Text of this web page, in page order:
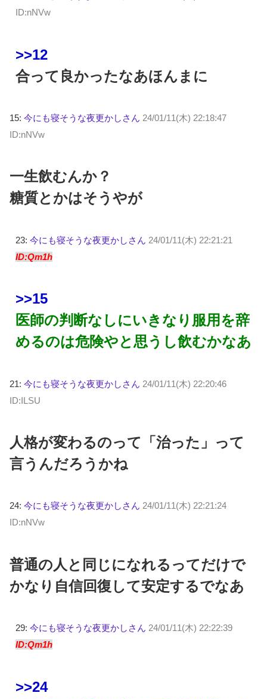
ID:nNVw
>>12
合って良かったなあほんまに
15: 今にも寝そうな夜更かしさん 24/01/11(木) 22:18:47
ID:nNVw
一生飲むんか？
糖質とかはそうやが
23: 今にも寝そうな夜更かしさん 24/01/11(木) 22:21:21
ID:Qm1h
>>15
医師の判断なしにいきなり服用を辞
めるのは危険やと思うし飲むかなあ
21: 今にも寝そうな夜更かしさん 24/01/11(木) 22:20:46
ID:ILSU
人格が変わるのって「治った」って
言うんだろうかね
24: 今にも寝そうな夜更かしさん 24/01/11(木) 22:21:24
ID:nNVw
普通の人と同じになれるってだけで
かなり自信回復して安定するでなあ
29: 今にも寝そうな夜更かしさん 24/01/11(木) 22:22:39
ID:Qm1h
>>24